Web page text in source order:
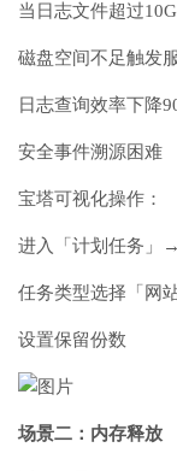
当日志文件超过
磁盘空间不足触发
日志查询效率下降
安全事件溯源困难
宝塔可视化操作：
进入「计划任务」→
任务类型选择「网
设置保留份数
场景二：内存释放